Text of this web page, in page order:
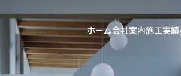
ホーム会社案内施工実績